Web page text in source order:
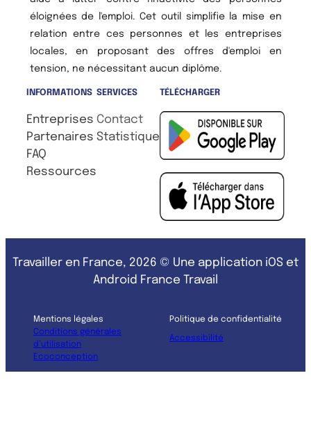
éloignées de l'emploi. Cet outil simplifie la mise en
relation entre ces personnes et les entreprises
locales, en proposant des offres d'emploi en
tension, ne nécessitant aucun diplôme.
INFORMATIONS
Entreprises
Partenaires
FAQ
Ressources
SERVICES
Contact
Statistique
TÉLÉCHARGER
Travailler en France, 2026 © Une application iOS et
Android France Travail
Mentions légales
Politique de confidentialité
Conditions générales
d’utilisation
Accessibilité
Ecoconception